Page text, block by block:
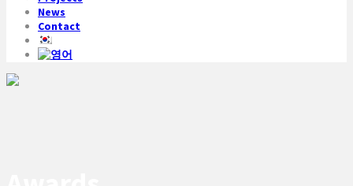
News
Contact